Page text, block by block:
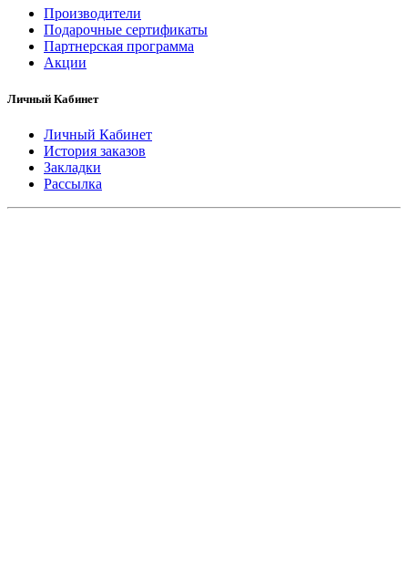
Производители
Подарочные сертификаты
Партнерская программа
Акции
Личный Кабинет
Личный Кабинет
История заказов
Закладки
Рассылка